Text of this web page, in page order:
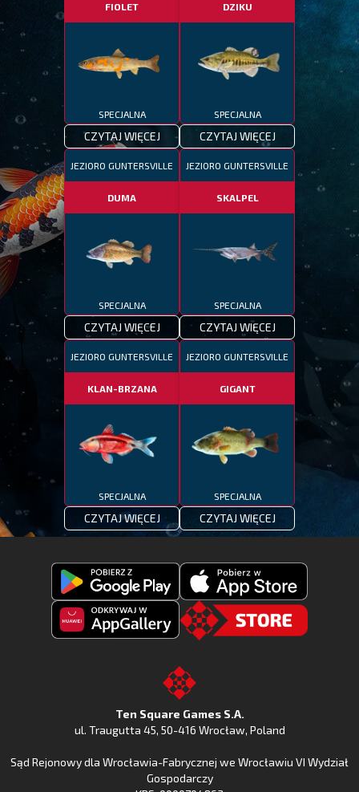
FIOLET
SPECJALNA
CZYTAJ WIĘCEJ
DZIKU
SPECJALNA
CZYTAJ WIĘCEJ
JEZIORO GUNTERSVILLE
DUMA
SPECJALNA
CZYTAJ WIĘCEJ
JEZIORO GUNTERSVILLE
SKALPEL
SPECJALNA
CZYTAJ WIĘCEJ
JEZIORO GUNTERSVILLE
KLAN-BRZANA
SPECJALNA
CZYTAJ WIĘCEJ
JEZIORO GUNTERSVILLE
GIGANT
SPECJALNA
CZYTAJ WIĘCEJ
Pobierz
Fishing
Pobierz
Fishing
z
Apple
Store
Huawei
Gallery
to
the
Ten Square Games S.A.
ul. Traugutta 45, 50-416 Wrocław, Poland
Sąd Rejonowy dla Wrocławia-Fabrycznej we Wrocławiu VI Wydział
Gospodarczy